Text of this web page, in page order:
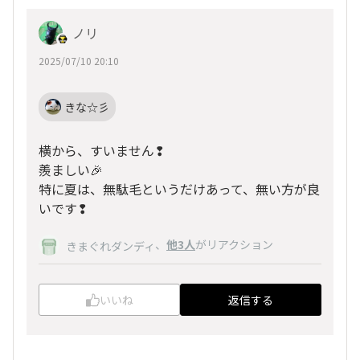
ノリ
2025/07/10 20:10
きな☆彡
横から、すいません❢
羨ましい🎉
特に夏は、無駄毛というだけあって、無い方が良
いです❢
きまぐれダンディ 、 他3人がリアクション
いいね 返信する